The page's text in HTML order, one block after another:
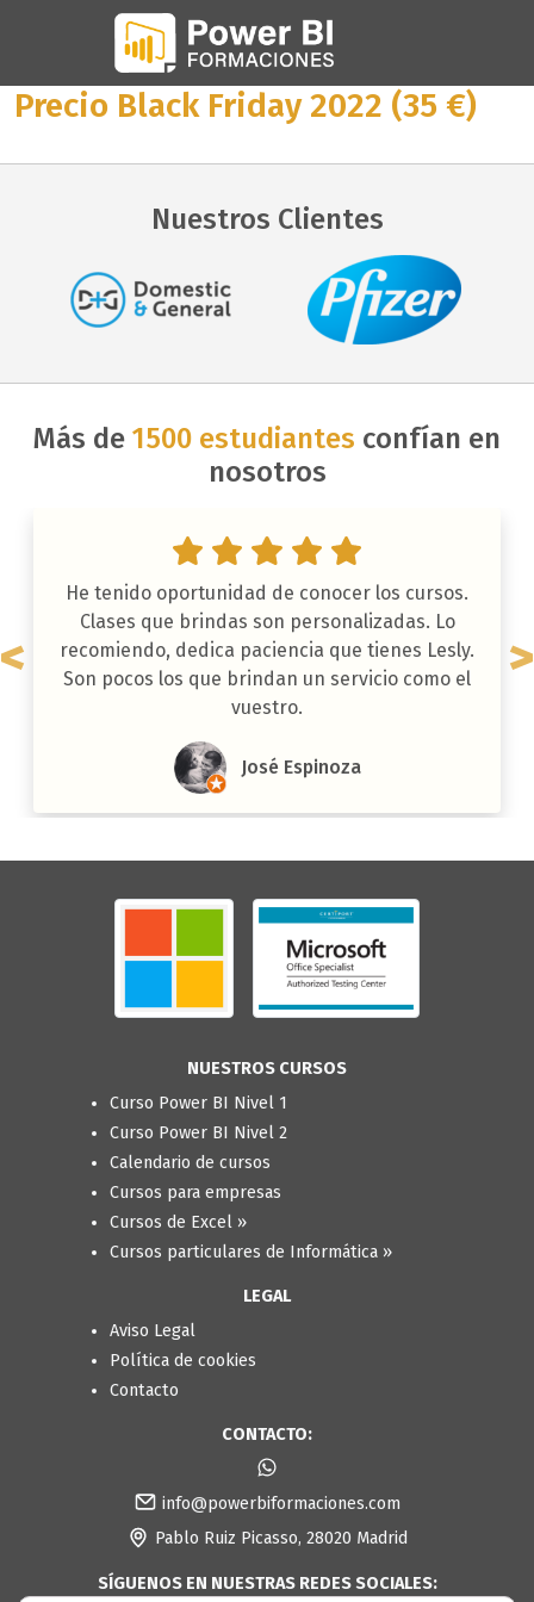
Precio Black Friday 2022 (35 €)
Nuestros Clientes
Más de 1500 estudiantes confían en
nosotros
He tenido oportunidad de conocer los cursos.
Clases que brindas son personalizadas. Lo
recomiendo, dedica paciencia que tienes Lesly.
Son pocos los que brindan un servicio como el
vuestro.
José Espinoza
NUESTROS CURSOS
Curso Power BI Nivel 1
Curso Power BI Nivel 2
Calendario de cursos
Cursos para empresas
Cursos de Excel »
Cursos particulares de Informática »
LEGAL
Aviso Legal
Política de cookies
Contacto
CONTACTO:
info@powerbiformaciones.com
Pablo Ruiz Picasso, 28020 Madrid
SÍGUENOS EN NUESTRAS REDES SOCIALES: